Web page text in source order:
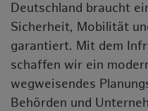
Deutschland braucht
Sicherheit, Mobilität
garantiert. Mit dem
schaffen wir ein
wegweisendes
Behörden und